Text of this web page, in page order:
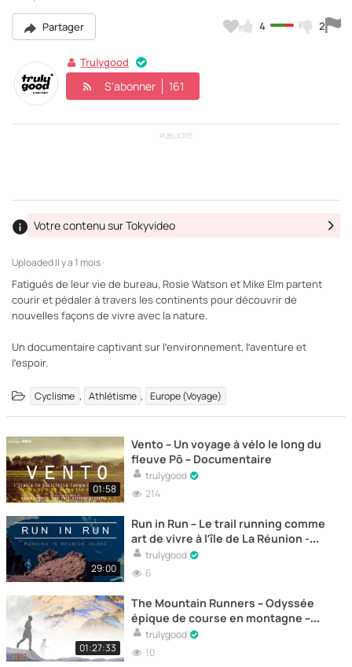
Partager 4 2
Trulygood
S'abonner 161
PUBLICITÉ
UploadedIl y a 1 mois ·
Votre contenu sur Tokyvideo
Fatigués de leur vie de bureau, Rosie Watson et Mike Elm partent
courir et pédaler à travers les continents pour découvrir de
nouvelles façons de vivre avec la nature.
Un documentaire captivant sur l’environnement, l’aventure et
l’espoir.
Cyclisme , Athlétisme , Europe (Voyage)
01:58
Vento – Un voyage à vélo le long du
fleuve Pô – Documentaire
trulygood
214
29:00
Run in Run – Le trail running comme
art de vivre à l’île de La Réunion -
Documentaire
trulygood
6
01:27:33
The Mountain Runners – Odyssée
épique de course en montagne –
Documentaire
trulygood
10